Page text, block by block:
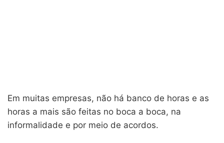
Em muitas empresas, não há banco de horas e as
horas a mais são feitas no boca a boca, na
informalidade e por meio de acordos.